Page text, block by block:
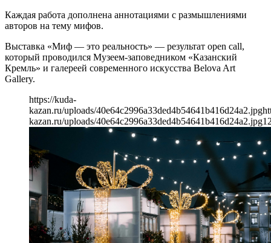
Каждая работа дополнена аннотациями с размышлениями
авторов на тему мифов.
Выставка «Миф — это реальность» — результат open call,
который проводился Музеем-заповедником «Казанский
Кремль» и галереей современного искусства Belova Art
Gallery.
https://kuda-
kazan.ru/uploads/40e64c2996a33ded4b54641b416d24a2.jpg
kazan.ru/uploads/40e64c2996a33ded4b54641b416d24a2.jpg